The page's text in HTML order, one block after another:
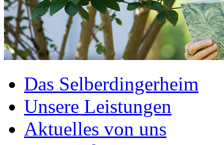
Das Selberdingerheim
Unsere Leistungen
Aktuelles von uns